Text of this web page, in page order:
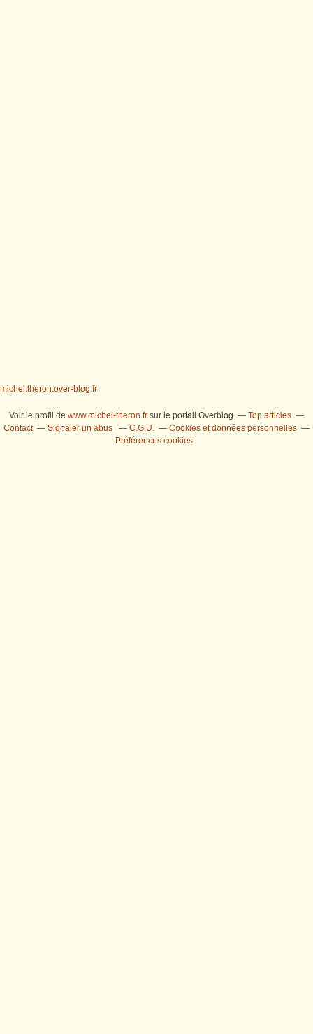
michel.theron.over-blog.fr
Voir le profil de www.michel-theron.fr sur le portail Overblog
Top articles
Contact
Signaler un abus C.G.U.
Cookies et données personnelles
Préférences cookies